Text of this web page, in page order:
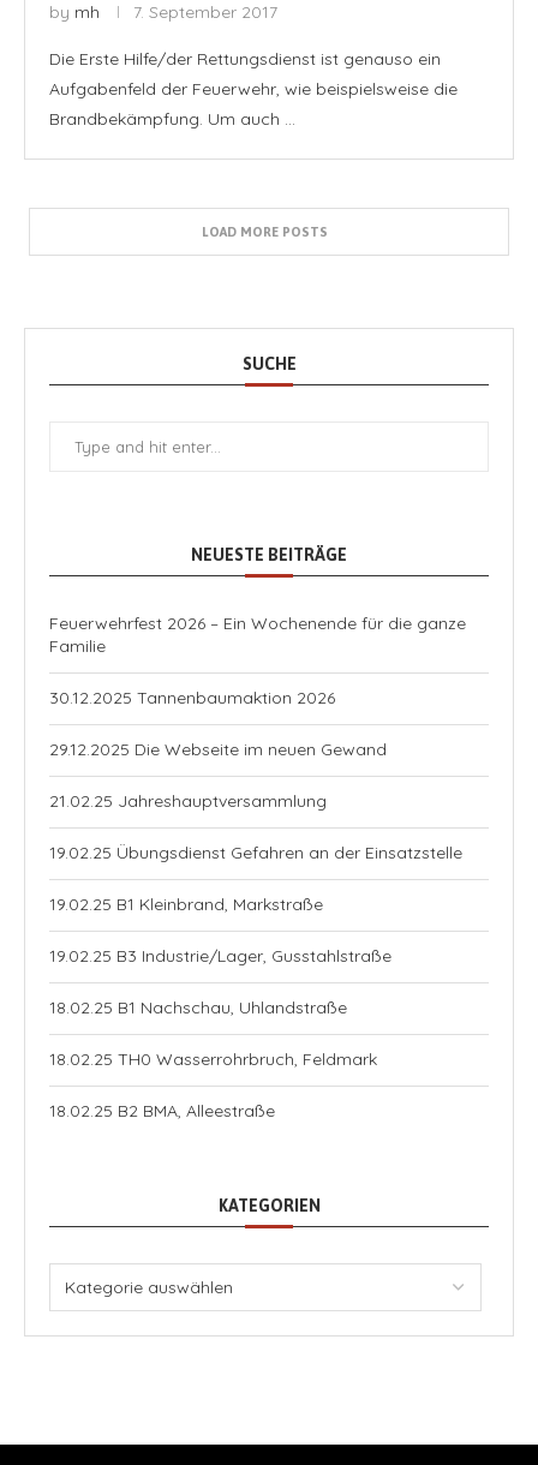
by mh 7. September 2017
Die Erste Hilfe/der Rettungsdienst ist genauso ein
Aufgabenfeld der Feuerwehr, wie beispielsweise die
Brandbekämpfung. Um auch …
LOAD MORE POSTS
SUCHE
NEUESTE BEITRÄGE
Feuerwehrfest 2026 – Ein Wochenende für die ganze
Familie
30.12.2025 Tannenbaumaktion 2026
29.12.2025 Die Webseite im neuen Gewand
21.02.25 Jahreshauptversammlung
19.02.25 Übungsdienst Gefahren an der Einsatzstelle
19.02.25 B1 Kleinbrand, Markstraße
19.02.25 B3 Industrie/Lager, Gusstahlstraße
18.02.25 B1 Nachschau, Uhlandstraße
18.02.25 TH0 Wasserrohrbruch, Feldmark
18.02.25 B2 BMA, Alleestraße
KATEGORIEN